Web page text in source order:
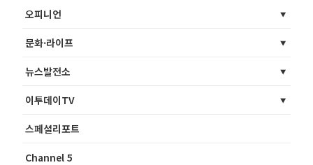
오피니언
문화·라이프
뉴스발전소
이투데이TV
스페셜리포트
Channel 5